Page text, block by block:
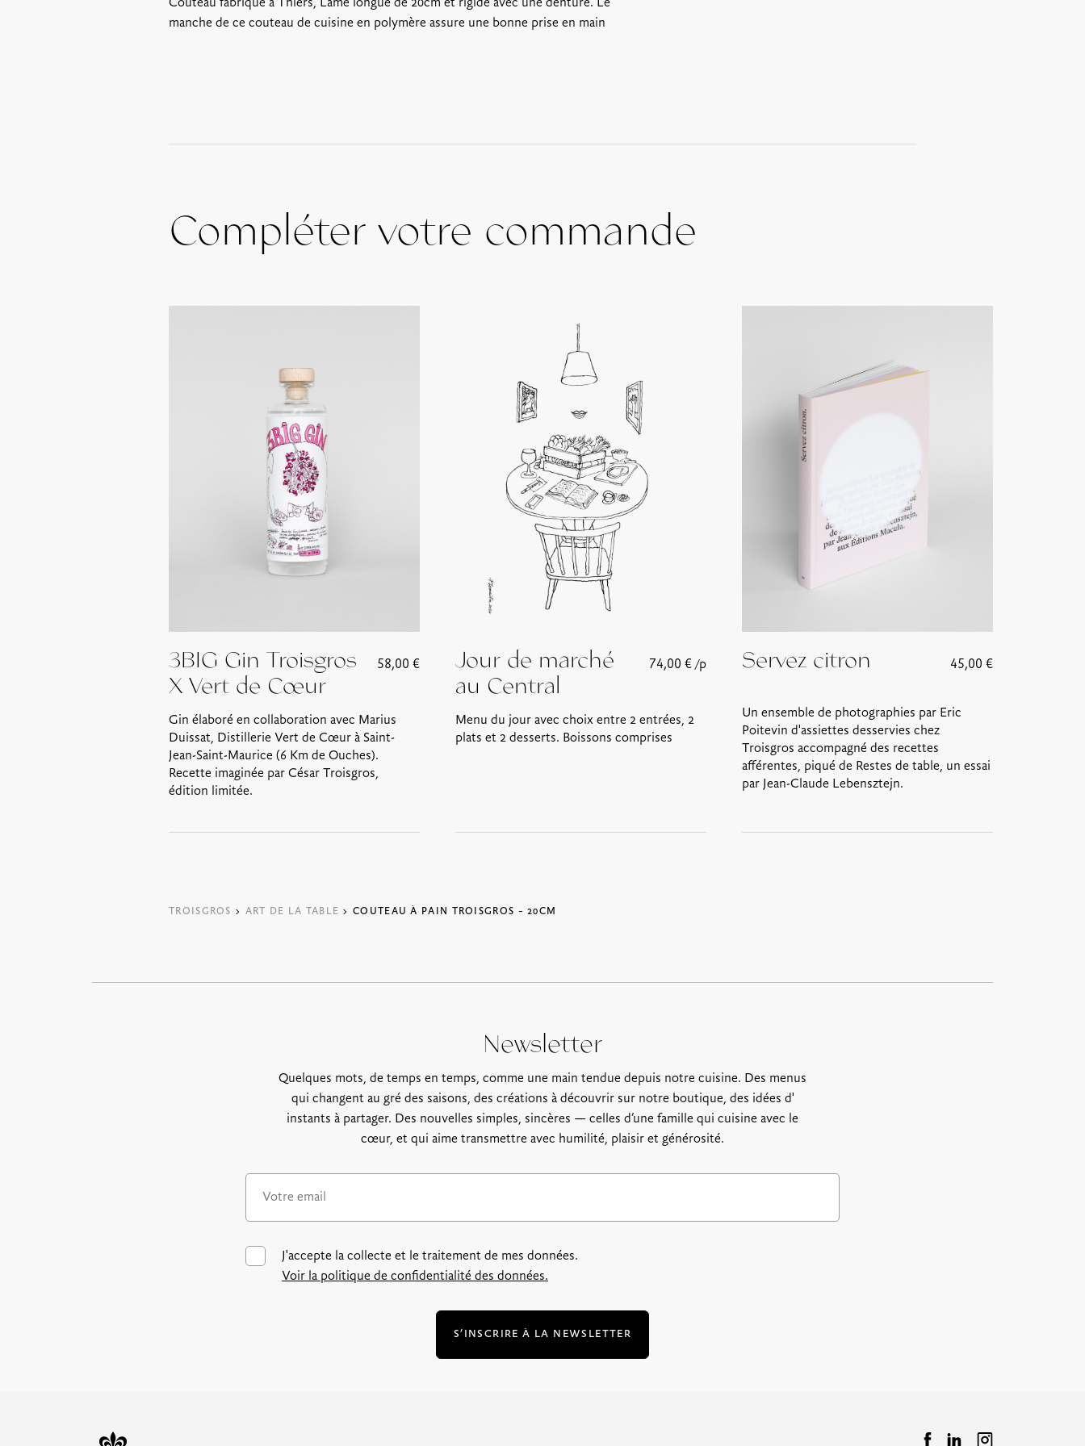
Par Colissimo sans signature : Frais de port variable en fonction du poids
du colis, à partir de 8€
*La Maison Troisgros sera fermée pour congés annuels du 23 Décembre
manche de ce couteau de cuisine en polymère assure une bonne prise en main
Compléter votre commande
3BIG Gin Troisgros
X Vert de Cœur
58,00 €
Gin élaboré en collaboration avec Marius
Duissat, Distillerie Vert de Cœur à Saint-
Jean-Saint-Maurice (6 Km de Ouches).
Recette imaginée par César Troisgros,
édition limitée.
Jour de marché
au Central
74,00 € /p
Menu du jour avec choix entre 2 entrées, 2
plats et 2 desserts. Boissons comprises
Servez citron 45,00 €
Un ensemble de photographies par Eric
Poitevin d'assiettes desservies chez
Troisgros accompagné des recettes
afférentes, piqué de Restes de table, un essai
par Jean-Claude Lebensztejn.
TROISGROS > ART DE LA TABLE > COUTEAU À PAIN TROISGROS – 20CM
Newsletter
Quelques mots, de temps en temps, comme une main tendue depuis notre cuisine. Des menus
qui changent au gré des saisons, des créations à découvrir sur notre boutique, des idées d'
instants à partager. Des nouvelles simples, sincères — celles d’une famille qui cuisine avec le
cœur, et qui aime transmettre avec humilité, plaisir et générosité.
J'accepte la collecte et le traitement de mes données.
Voir la politique de confidentialité des données.
S’INSCRIRE À LA NEWSLETTER